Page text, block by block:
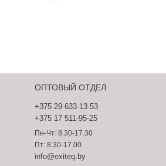
ОПТОВЫЙ ОТДЕЛ
+375 29 633-13-53
+375 17 511-95-25
Пн-Чт: 8.30-17.30
Пт: 8.30-17.00
info@exiteq.by